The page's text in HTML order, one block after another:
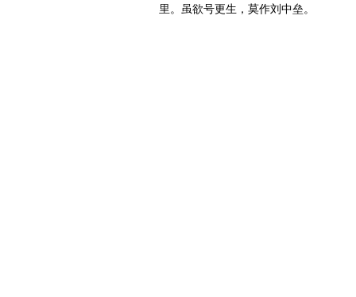
里。虽欲号更生，莫作刘中垒。